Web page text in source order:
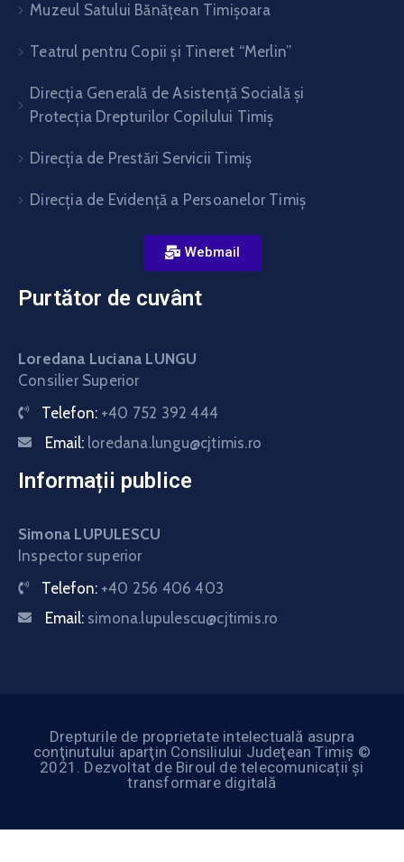
Muzeul Satului Bănăţean Timişoara
Teatrul pentru Copii şi Tineret “Merlin”
Direcția Generală de Asistență Socială și
Protecția Drepturilor Copilului Timiș
Direcţia de Prestări Servicii Timiş
Direcţia de Evidenţă a Persoanelor Timiş
Webmail
Purtător de cuvânt
Loredana Luciana LUNGU
Consilier Superior
Telefon: +40 752 392 444
Email: loredana.lungu@cjtimis.ro
Informații publice
Simona LUPULESCU
Inspector superior
Telefon: +40 256 406 403
Email: simona.lupulescu@cjtimis.ro
Drepturile de proprietate intelectuală asupra
conţinutului aparţin Consiliului Judeţean Timiş ©
2021. Dezvoltat de Biroul de telecomunicații și
transformare digitală